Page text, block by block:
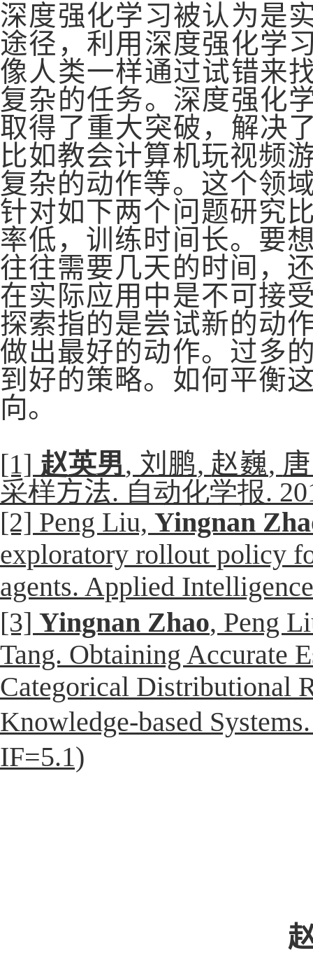
深度强化学习被认为是
途径，利用深度强化学
像人类一样通过试错来
复杂的任务。深度强化
取得了重大突破，解决
比如教会计算机玩视频
复杂的动作等。这个领
针对如下两个问题研究
率低，训练时间长。要
往往需要几天的时间，
在实际应用中是不可接
探索指的是尝试新的动
做出最好的动作。过多
到好的策略。如何平衡
向。
[1] 赵英男, 刘鹏, 赵巍,
采样方法. 自动化学报.
[2] Peng Liu, Yingnan
exploratory rollout policy
agents. Applied
[3] Yingnan Zhao, Peng
Tang. Obtaining Accurate
Categorical Distributional
Knowledge-based
IF=5.1)